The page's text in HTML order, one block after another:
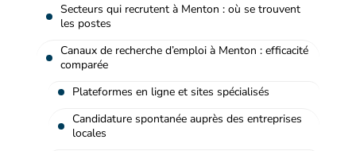
Secteurs qui recrutent à Menton : où se trouvent
les postes
Canaux de recherche d’emploi à Menton : efficacité
comparée
Plateformes en ligne et sites spécialisés
Candidature spontanée auprès des entreprises
locales